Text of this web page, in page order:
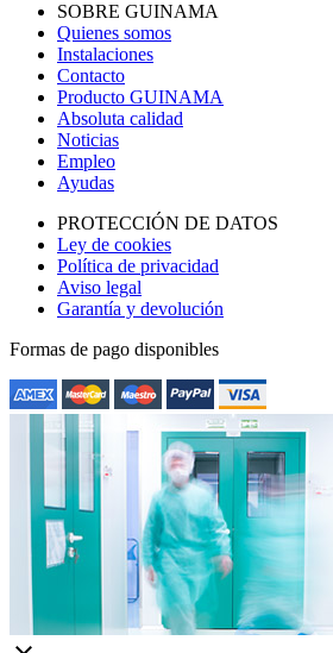
SOBRE GUINAMA
Quienes somos
Instalaciones
Contacto
Producto GUINAMA
Absoluta calidad
Noticias
Empleo
Ayudas
PROTECCIÓN DE DATOS
Ley de cookies
Política de privacidad
Aviso legal
Garantía y devolución
Formas de pago disponibles